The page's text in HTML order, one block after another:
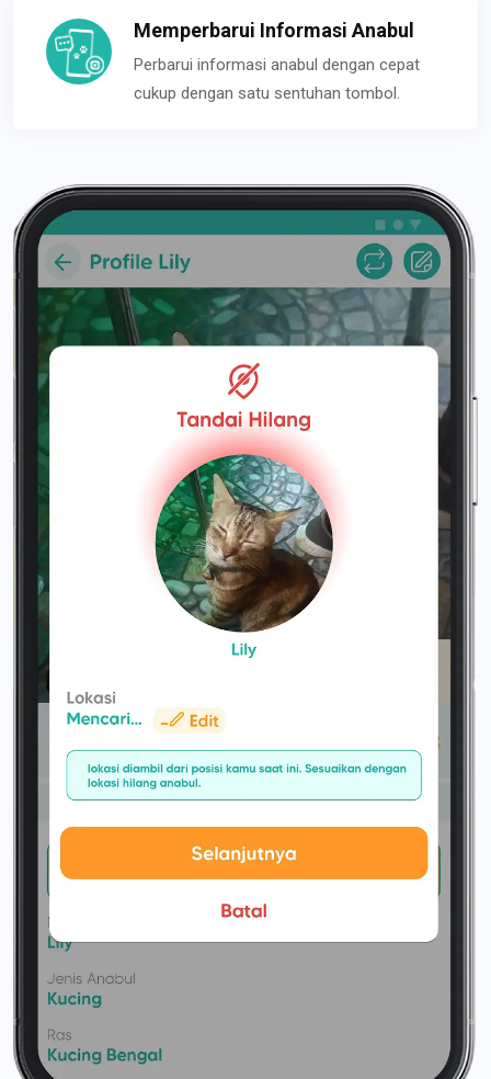
Memperbarui Informasi Anabul
Perbarui informasi anabul dengan cepat
cukup dengan satu sentuhan tombol.